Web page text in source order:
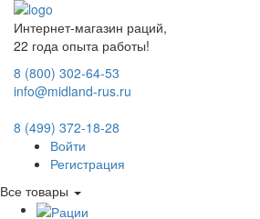
Интернет-магазин раций,
22 года опыта работы!
8 (800) 302-64-53
info@midland-rus.ru
8 (499) 372-18-28
Войти
Регистрация
Все товары